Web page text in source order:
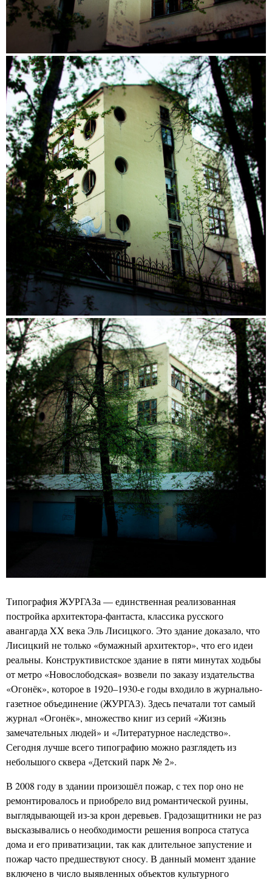
Типография ЖУРГАЗа — единственная реализованная
постройка архитектора-фантаста, классика русского
авангарда XX века Эль Лисицкого. Это здание доказало, что
Лисицкий не только «бумажный архитектор», что его идеи
реальны. Конструктивистское здание в пяти минутах ходьбы
от метро «Новослободская» возвели по заказу издательства
«Огонёк», которое в 1920–1930-е годы входило в журнально-
газетное объединение (ЖУРГАЗ). Здесь печатали тот самый
журнал «Огонёк», множество книг из серий «Жизнь
замечательных людей» и «Литературное наследство».
Сегодня лучше всего типографию можно разглядеть из
небольшого сквера «Детский парк № 2».
В 2008 году в здании произошёл пожар, с тех пор оно не
ремонтировалось и приобрело вид романтической руины,
выглядывающей из-за крон деревьев. Градозащитники не раз
высказывались о необходимости решения вопроса статуса
дома и его приватизации, так как длительное запустение и
пожар часто предшествуют сносу. В данный момент здание
включено в число выявленных объектов культурного